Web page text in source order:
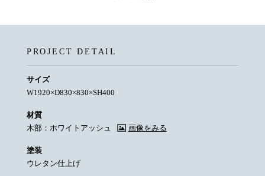
PROJECT DETAIL
サイズ
W1920×D830×830×SH400
材質
木部：ホワイトアッシュ
画像をみる
塗装
ウレタン仕上げ